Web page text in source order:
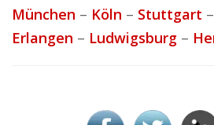
München – Köln – Stuttgart –
Erlangen – Ludwigsburg –